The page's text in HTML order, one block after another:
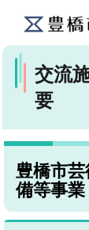
交流
要
豊橋市
備等事業